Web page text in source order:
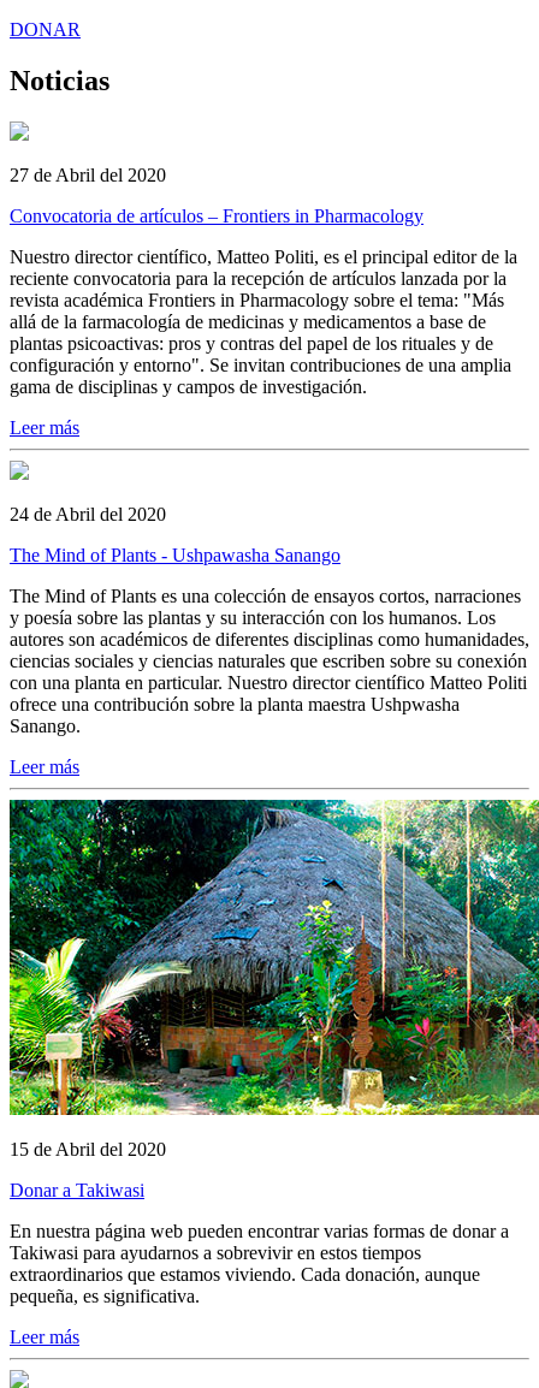
DONAR
Noticias
27 de Abril del 2020
Convocatoria de artículos – Frontiers in Pharmacology
Nuestro director científico, Matteo Politi, es el principal editor de la
reciente convocatoria para la recepción de artículos lanzada por la
revista académica Frontiers in Pharmacology sobre el tema: "Más
allá de la farmacología de medicinas y medicamentos a base de
plantas psicoactivas: pros y contras del papel de los rituales y de
configuración y entorno". Se invitan contribuciones de una amplia
gama de disciplinas y campos de investigación.
Leer más
24 de Abril del 2020
The Mind of Plants - Ushpawasha Sanango
The Mind of Plants es una colección de ensayos cortos, narraciones
y poesía sobre las plantas y su interacción con los humanos. Los
autores son académicos de diferentes disciplinas como humanidades,
ciencias sociales y ciencias naturales que escriben sobre su conexión
con una planta en particular. Nuestro director científico Matteo Politi
ofrece una contribución sobre la planta maestra Ushpwasha
Sanango.
Leer más
15 de Abril del 2020
Donar a Takiwasi
En nuestra página web pueden encontrar varias formas de donar a
Takiwasi para ayudarnos a sobrevivir en estos tiempos
extraordinarios que estamos viviendo. Cada donación, aunque
pequeña, es significativa.
Leer más